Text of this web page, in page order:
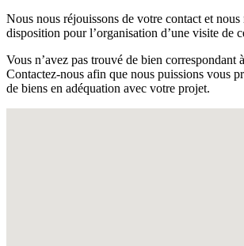
Nous nous réjouissons de votre contact et nous
disposition pour l’organisation d’une visite de
Vous n’avez pas trouvé de bien correspondant
Contactez-nous afin que nous puissions vous
de biens en adéquation avec votre projet.